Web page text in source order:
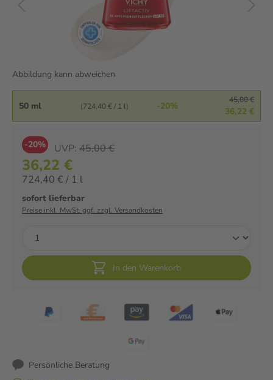
Abbildung kann abweichen
50 ml (724,40 € / 1 l) -20%
45,00 €
36,22 €
-20% UVP: 45,00 €
36,22 €
724,40 € / 1 l
sofort lieferbar
Preise inkl. MwSt. ggf. zzgl. Versandkosten
In den Warenkorb
Persönliche Beratung